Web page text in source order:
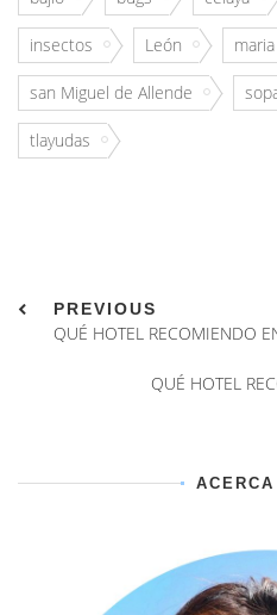
insectos León
san Miguel de Allende
tlayudas
PREVIOUS
QUÉ HOTEL RECOMIENDO
QUÉ HOTEL
ACERCA